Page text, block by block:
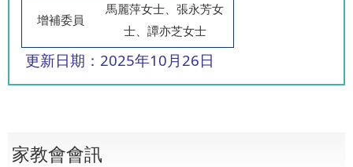
增補委員
馬麗萍女士、張永芳女
士、譚亦芝女士
更新日期：2025年10月26日
家教會會訊